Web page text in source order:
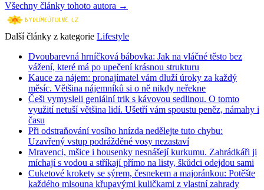
Všechny články tohoto autora →
Další články z kategorie Lifestyle
Dvoubarevná hrníčková bábovka: Jak na vláčné těsto bez
vážení, které má po upečení krásnou strukturu
Kauce za nájem: pronajímatel vám dluží úroky za každý
měsíc. Většina nájemníků si o ně nikdy neřekne
Češi vymysleli geniální trik s kávovou sedlinou. O tomto
využití netuší většina lidí. Ušetří vám spoustu peněz, námahy i
času
Při odstraňování vosího hnízda nedělejte tuto chybu:
Uzavřený vstup podrážděné vosy nezastaví
Mravenci, mšice i housenky nesnášejí kurkumu. Zahrádkáři ji
míchají s vodou a stříkají přímo na listy, škůdci odejdou sami
Cuketové krokety se sýrem, česnekem a majoránkou: Potěšte
každého mlsouna křupavými kuličkami z vlastní zahrady